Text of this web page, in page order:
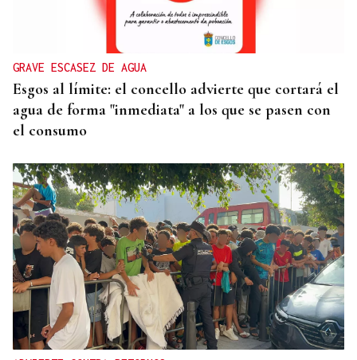
Turismo veta la “Ruta del Narcotráfico” de
Laureano Oubiña por no cumplir con la Ley de
Turismo de Galicia
GRAVE ESCASEZ DE AGUA
Esgos al límite: el concello advierte que cortará el
agua de forma "inmediata" a los que se pasen con
el consumo